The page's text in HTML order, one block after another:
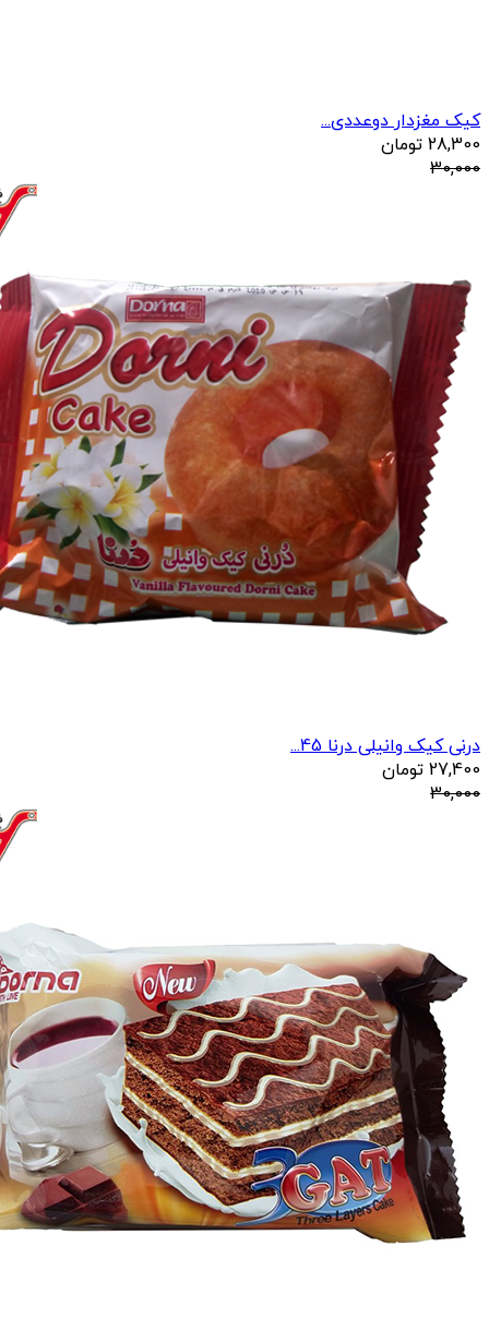
کیک مغزدار دوعددی...
28,300 تومان
30,000
درنی کیک وانیلی درنا 45...
27,400 تومان
30,000